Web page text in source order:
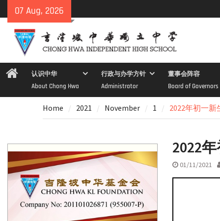
to
content
07 Aug, 2026
Home认识中华
About Chong Hwa
行政与办学方针
Administrator
董事会阵容
Board of Governors
Home 2021 November 1 2022年初一新
2022
01/11/2021